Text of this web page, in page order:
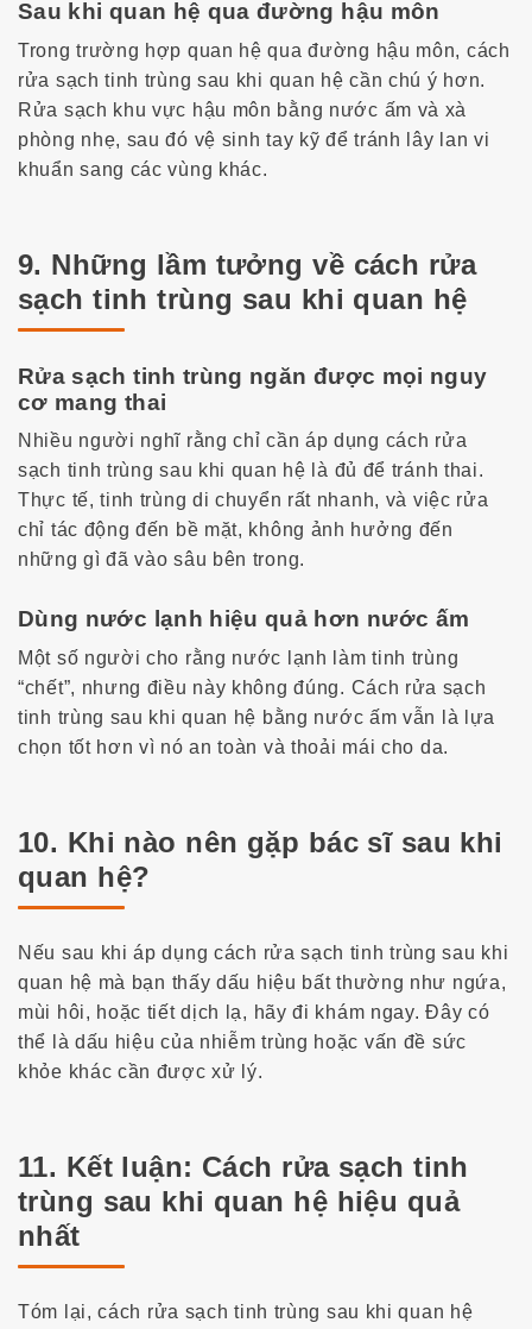
Sau khi quan hệ qua đường hậu môn
Trong trường hợp quan hệ qua đường hậu môn, cách
rửa sạch tinh trùng sau khi quan hệ cần chú ý hơn.
Rửa sạch khu vực hậu môn bằng nước ấm và xà
phòng nhẹ, sau đó vệ sinh tay kỹ để tránh lây lan vi
khuẩn sang các vùng khác.
9. Những lầm tưởng về cách rửa
sạch tinh trùng sau khi quan hệ
Rửa sạch tinh trùng ngăn được mọi nguy
cơ mang thai
Nhiều người nghĩ rằng chỉ cần áp dụng cách rửa
sạch tinh trùng sau khi quan hệ là đủ để tránh thai.
Thực tế, tinh trùng di chuyển rất nhanh, và việc rửa
chỉ tác động đến bề mặt, không ảnh hưởng đến
những gì đã vào sâu bên trong.
Dùng nước lạnh hiệu quả hơn nước ấm
Một số người cho rằng nước lạnh làm tinh trùng
“chết”, nhưng điều này không đúng. Cách rửa sạch
tinh trùng sau khi quan hệ bằng nước ấm vẫn là lựa
chọn tốt hơn vì nó an toàn và thoải mái cho da.
10. Khi nào nên gặp bác sĩ sau khi
quan hệ?
Nếu sau khi áp dụng cách rửa sạch tinh trùng sau khi
quan hệ mà bạn thấy dấu hiệu bất thường như ngứa,
mùi hôi, hoặc tiết dịch lạ, hãy đi khám ngay. Đây có
thể là dấu hiệu của nhiễm trùng hoặc vấn đề sức
khỏe khác cần được xử lý.
11. Kết luận: Cách rửa sạch tinh
trùng sau khi quan hệ hiệu quả
nhất
Tóm lại,cách rửa sạch tinh trùng sau khi quan hệ